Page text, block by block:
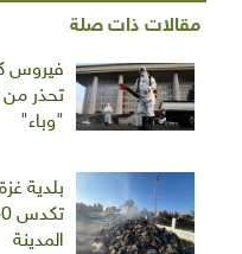
مقالات ذات صلة
فيروس
تحذر
"وباء"
بلدية
المدينة